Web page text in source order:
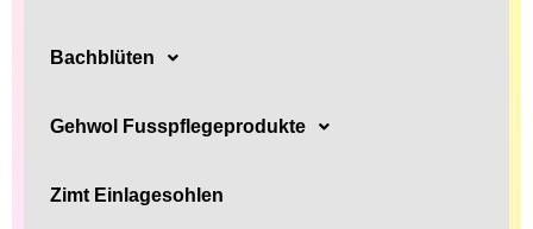
Bachblüten
Gehwol Fusspflegeprodukte
Zimt Einlagesohlen